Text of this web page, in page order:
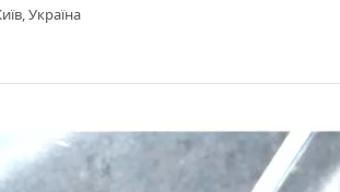
Україна